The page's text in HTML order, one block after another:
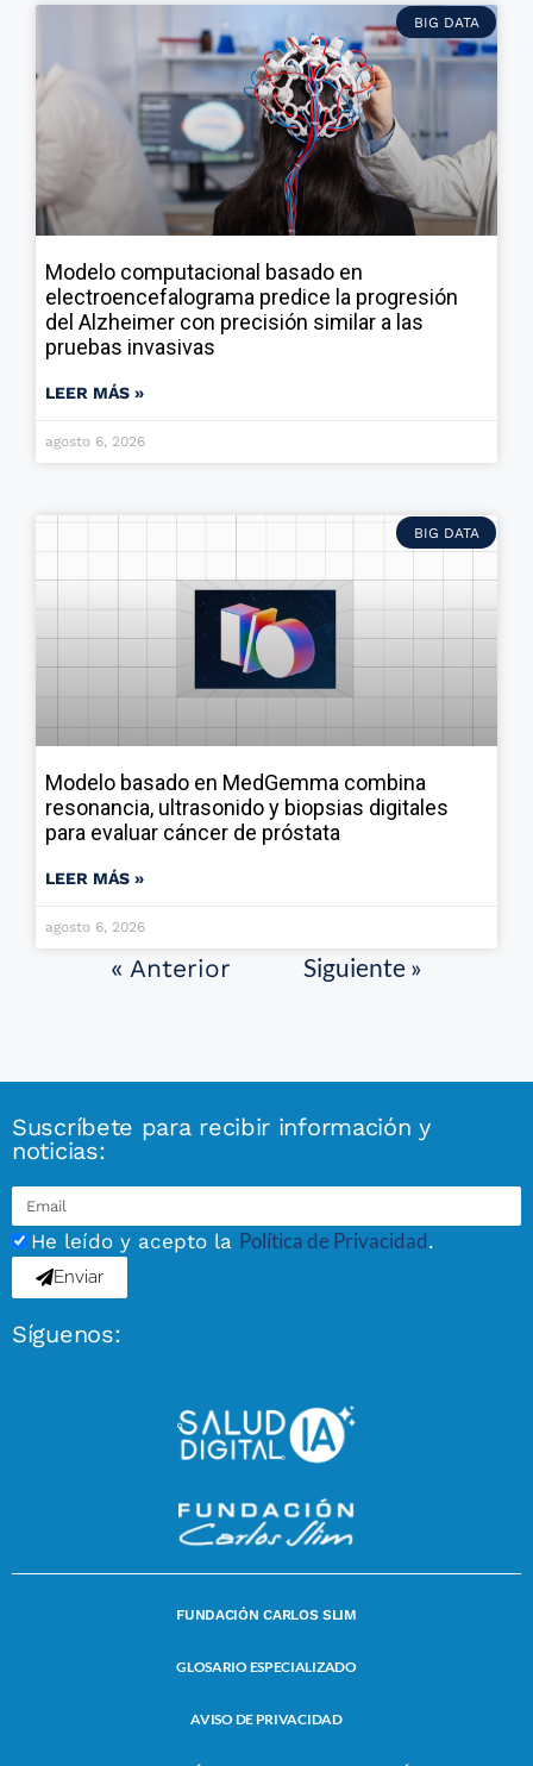
BIG DATA
Modelo computacional basado en
electroencefalograma predice la progresión
del Alzheimer con precisión similar a las
pruebas invasivas
LEER MÁS »
agosto 6, 2026
BIG DATA
Modelo basado en MedGemma combina
resonancia, ultrasonido y biopsias digitales
para evaluar cáncer de próstata
LEER MÁS »
agosto 6, 2026
« Anterior Siguiente »
Suscríbete para recibir información y
noticias:
He leído y acepto la Política de Privacidad.
Enviar
Síguenos:
FUNDACIÓN CARLOS SLIM
GLOSARIO ESPECIALIZADO
AVISO DE PRIVACIDAD